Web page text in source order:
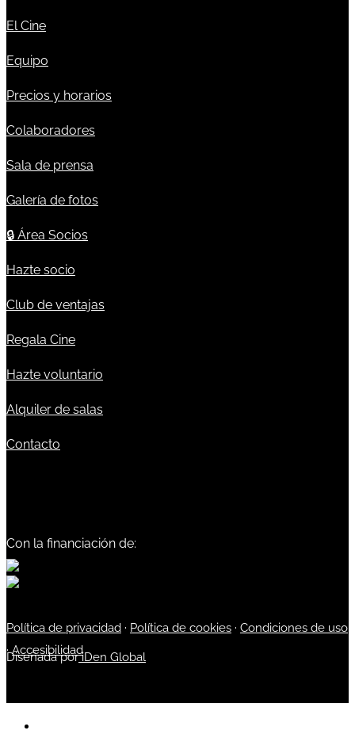
El Cine
Equipo
Precios y horarios
Colaboradores
Sala de prensa
Galería de fotos
🔒 Área Socios
Hazte socio
Club de ventajas
Regala Cine
Hazte voluntario
Alquiler de salas
Contacto
Con la financiación de:
Política de privacidad · Política de cookies · Condiciones de uso
·Accesibilidad
Diseñada poriDen Global